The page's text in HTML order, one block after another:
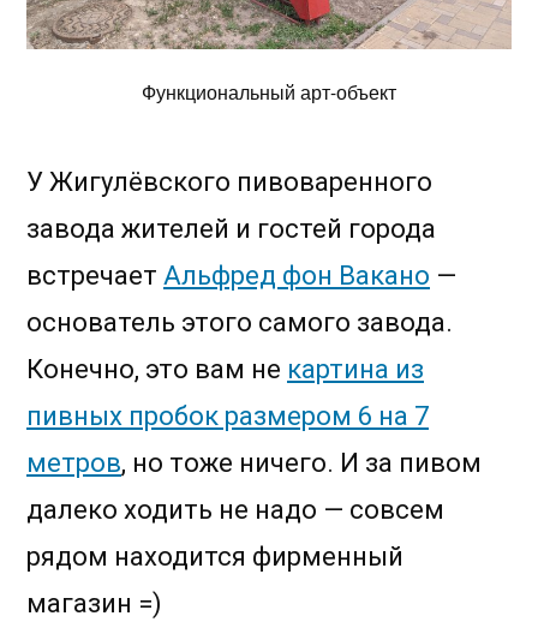
Функциональный арт-объект
У Жигулёвского пивоваренного
завода жителей и гостей города
встречает Альфред фон Вакано —
основатель этого самого завода.
Конечно, это вам не картина из
пивных пробок размером 6 на 7
метров, но тоже ничего. И за пивом
далеко ходить не надо — совсем
рядом находится фирменный
магазин =)